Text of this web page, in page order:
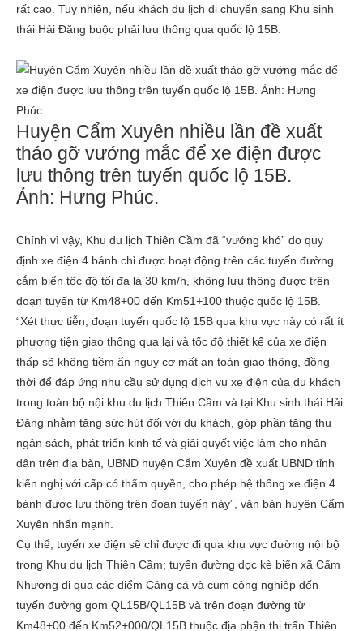
rất cao. Tuy nhiên, nếu khách du lịch di chuyển sang Khu sinh
thái Hải Đăng buộc phải lưu thông qua quốc lộ 15B.
Huyện Cẩm Xuyên nhiều lần đề xuất
tháo gỡ vướng mắc để xe điện được
lưu thông trên tuyến quốc lộ 15B.
Ảnh: Hưng Phúc.
Chính vì vậy, Khu du lịch Thiên Cầm đã “vướng khó” do quy
định xe điện 4 bánh chỉ được hoạt động trên các tuyến đường
cắm biển tốc độ tối đa là 30 km/h, không lưu thông được trên
đoạn tuyến từ Km48+00 đến Km51+100 thuộc quốc lộ 15B.
“Xét thực tiễn, đoạn tuyến quốc lộ 15B qua khu vực này có rất ít
phương tiện giao thông qua lại và tốc độ thiết kế của xe điện
thấp sẽ không tiềm ẩn nguy cơ mất an toàn giao thông, đồng
thời để đáp ứng nhu cầu sử dụng dịch vụ xe điện của du khách
trong toàn bộ nội khu du lịch Thiên Cầm và tại Khu sinh thái Hải
Đăng nhằm tăng sức hút đối với du khách, góp phần tăng thu
ngân sách, phát triển kinh tế và giải quyết việc làm cho nhân
dân trên địa bàn, UBND huyện Cẩm Xuyên đề xuất UBND tỉnh
kiến nghị với cấp có thẩm quyền, cho phép hệ thống xe điện 4
bánh được lưu thông trên đoạn tuyến này”, văn bản huyện Cẩm
Xuyên nhấn mạnh.
Cụ thể, tuyến xe điện sẽ chỉ được đi qua khu vực đường nội bộ
trong Khu du lịch Thiên Cầm; tuyến đường dọc kè biển xã Cẩm
Nhượng đi qua các điểm Cảng cá và cụm công nghiệp đến
tuyến đường gom QL15B/QL15B và trên đoạn đường từ
Km48+00 đến Km52+000/QL15B thuộc địa phận thị trấn Thiên